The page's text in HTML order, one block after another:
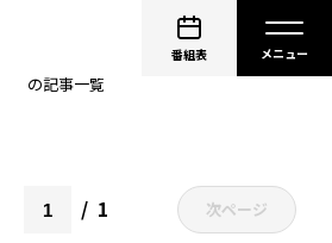
番組表
の記事一覧
1 次ページ